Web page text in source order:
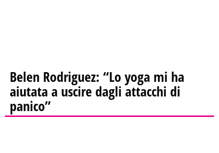
Belen Rodriguez: “Lo yoga mi ha
aiutata a uscire dagli attacchi di
panico”